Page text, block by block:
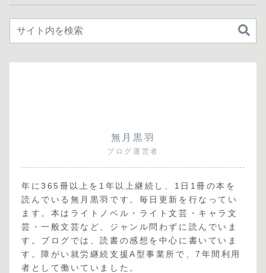
無月黒羽
ブログ運営者
年に365冊以上を1年以上継続し、1日1冊の本を
読んでいる無月黒羽です。毎日更新を行なってい
ます。本はライトノベル・ライト文芸・キャラ文
芸・一般文芸など、ジャンル問わずに読んでいま
す。ブログでは、読書の感想を中心に書いていま
す。障がい就労継続支援A型事業所で、7年間利用
者として働いていました。